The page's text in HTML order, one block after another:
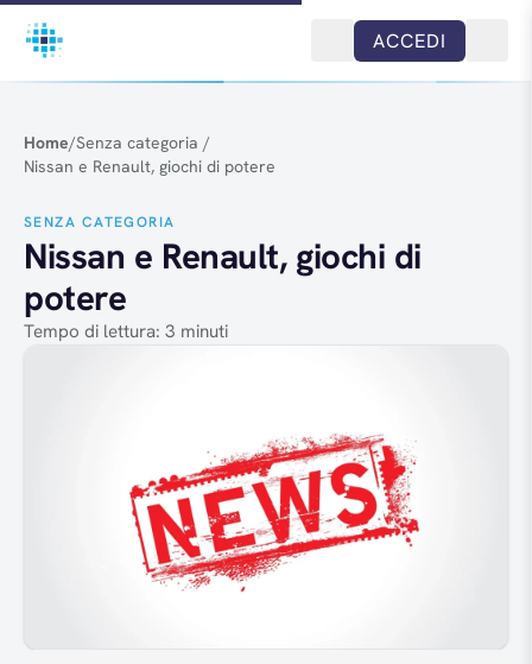
Salta al contenuto
ACCEDI
Home/Senza categoria /
Nissan e Renault, giochi di potere
SENZA CATEGORIA
Nissan e Renault, giochi di
potere
Tempo di lettura: 3 minuti